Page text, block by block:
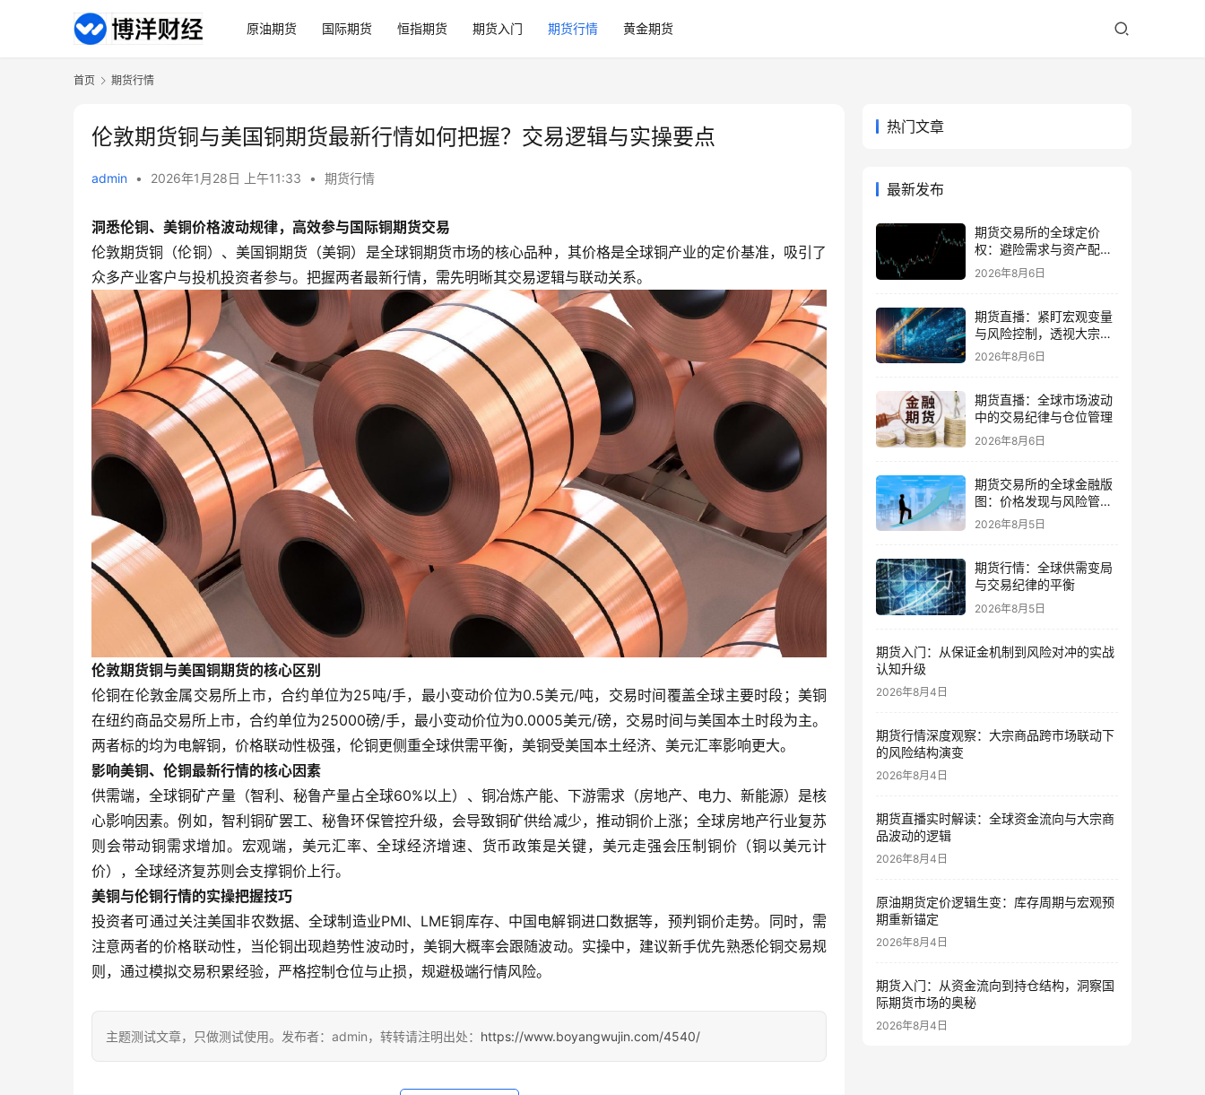
原油期货 国际期货 恒指期货 期货入门 期货行情 黄金期货
首页 期货行情
伦敦期货铜与美国铜期货最新行情如何把握？交易逻辑与实操要点
admin • 2026年1月28日 上午11:33 • 期货行情
洞悉伦铜、美铜价格波动规律，高效参与国际铜期货交易
伦敦期货铜（伦铜）、美国铜期货（美铜）是全球铜期货市场的核心品种，其价格是全球铜产业的定价基准，吸引了
众多产业客户与投机投资者参与。把握两者最新行情，需先明晰其交易逻辑与联动关系。
伦敦期货铜与美国铜期货的核心区别
伦铜在伦敦金属交易所上市，合约单位为25吨/手，最小变动价位为0.5美元/吨，交易时间覆盖全球主要时段；美铜
在纽约商品交易所上市，合约单位为25000磅/手，最小变动价位为0.0005美元/磅，交易时间与美国本土时段为主。
两者标的均为电解铜，价格联动性极强，伦铜更侧重全球供需平衡，美铜受美国本土经济、美元汇率影响更大。
影响美铜、伦铜最新行情的核心因素
供需端，全球铜矿产量（智利、秘鲁产量占全球60%以上）、铜冶炼产能、下游需求（房地产、电力、新能源）是核
心影响因素。例如，智利铜矿罢工、秘鲁环保管控升级，会导致铜矿供给减少，推动铜价上涨；全球房地产行业复苏
则会带动铜需求增加。宏观端，美元汇率、全球经济增速、货币政策是关键，美元走强会压制铜价（铜以美元计
价），全球经济复苏则会支撑铜价上行。
美铜与伦铜行情的实操把握技巧
投资者可通过关注美国非农数据、全球制造业PMI、LME铜库存、中国电解铜进口数据等，预判铜价走势。同时，需
注意两者的价格联动性，当伦铜出现趋势性波动时，美铜大概率会跟随波动。实操中，建议新手优先熟悉伦铜交易规
则，通过模拟交易积累经验，严格控制仓位与止损，规避极端行情风险。
主题测试文章，只做测试使用。发布者：admin，转转请注明出处： https://www.boyangwujin.com/4540/
热门文章
最新发布
期货交易所的全球定价
权：避险需求与资产配置
再平衡
2026年8月6日
期货直播：紧盯宏观变量
与风险控制，透视大宗商
品波动逻辑
2026年8月6日
期货直播：全球市场波动
中的交易纪律与仓位管理
2026年8月6日
期货交易所的全球金融版
图：价格发现与风险管理
的核心
2026年8月5日
期货行情：全球供需变局
与交易纪律的平衡
2026年8月5日
期货入门：从保证金机制到风险对冲的实战
认知升级
2026年8月4日
期货行情深度观察：大宗商品跨市场联动下
的风险结构演变
2026年8月4日
期货直播实时解读：全球资金流向与大宗商
品波动的逻辑
2026年8月4日
原油期货定价逻辑生变：库存周期与宏观预
期重新锚定
2026年8月4日
期货入门：从资金流向到持仓结构，洞察国
际期货市场的奥秘
2026年8月4日